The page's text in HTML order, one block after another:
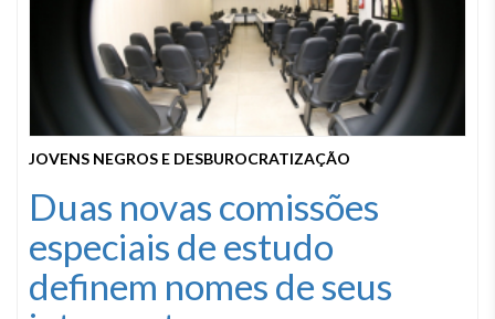
JOVENS NEGROS E DESBUROCRATIZAÇÃO
Duas novas comissões
especiais de estudo
definem nomes de seus